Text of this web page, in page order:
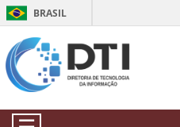
BRASIL